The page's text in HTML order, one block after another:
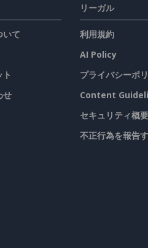
いて
せ
リーガル
利用規約
AI Policy
プライバシーポ
Content
セキュリティ概要
不正行為を報告